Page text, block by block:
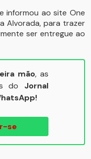
informou ao site One
Alvorada, para trazer
ser entregue ao
mão, as
do Jornal
se